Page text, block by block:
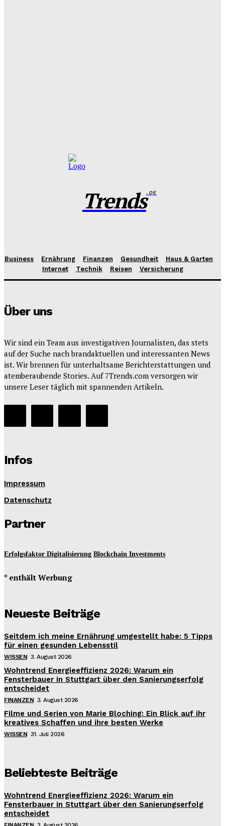
Trends.DE
Business Ernährung Finanzen Gesundheit
Haus & Garten
Internet
Technik Reisen Versicherung
Über uns
Wir sind ein Team aus investigativen Journalisten, das stets
auf der Suche nach brandaktuellen und interessanten News
ist. Wir brennen für unterhaltsame Berichterstattungen und
atemberaubende Stories. Auf 7Trends.com versorgen wir
unsere Leser täglich mit spannenden Artikeln.
Infos
Impressum
Datenschutz
Partner
Erfolgsfaktor Digitalisierung Blockchain Investments
* enthält Werbung
Neueste Beiträge
Seitdem ich meine Ernährung umgestellt habe: 5 Tipps
für einen gesunden Lebensstil
WISSEN 3. August 2026
Wohntrend Energieeffizienz 2026: Warum ein
Fensterbauer in Stuttgart über den Sanierungserfolg
entscheidet
FINANZEN 3. August 2026
Filme und Serien von Marie Bloching: Ein Blick auf ihr
kreatives Schaffen und ihre besten Werke
WISSEN 31. Juli 2026
Beliebteste Beiträge
Wohntrend Energieeffizienz 2026: Warum ein
Fensterbauer in Stuttgart über den Sanierungserfolg
entscheidet